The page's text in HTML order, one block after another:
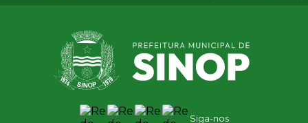
Siga-nos